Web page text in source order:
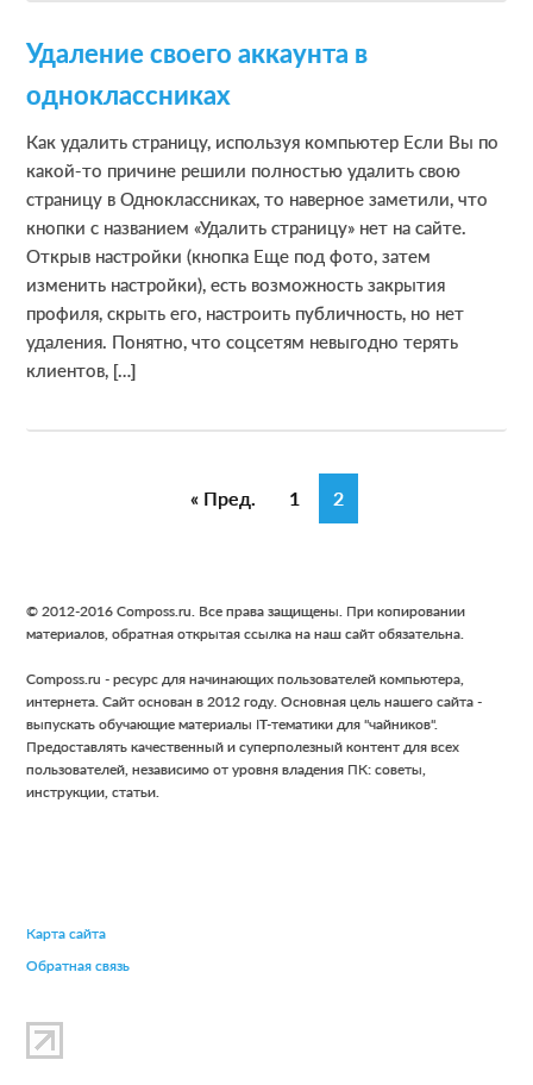
Удаление своего аккаунта в
одноклассниках
Как удалить страницу, используя компьютер Если Вы по
какой-то причине решили полностью удалить свою
страницу в Одноклассниках, то наверное заметили, что
кнопки с названием «Удалить страницу» нет на сайте.
Открыв настройки (кнопка Еще под фото, затем
изменить настройки), есть возможность закрытия
профиля, скрыть его, настроить публичность, но нет
удаления. Понятно, что соцсетям невыгодно терять
клиентов, […]
« Пред.
G
p
g
e
1
G
o
p
g
e
2
Footer
© 2012-2016 Composs.ru. Все права защищены. При копировании
материалов, обратная открытая ссылка на наш сайт обязательна.
Composs.ru - ресурс для начинающих пользователей компьютера,
интернета. Сайт основан в 2012 году. Основная цель нашего сайта -
выпускать обучающие материалы IT-тематики для "чайников".
Предоставлять качественный и суперполезный контент для всех
пользователей, независимо от уровня владения ПК: советы,
инструкции, статьи.
Карта сайта
Обратная связь